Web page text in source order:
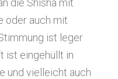
oder auch mit
ist leger
ist eingehüllt in
und vielleicht auch